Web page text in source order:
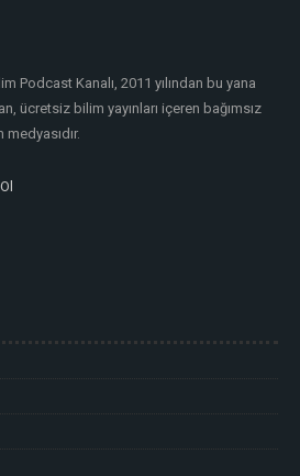
Podcast Kanalı, 2011 yılından bu yana
ücretsiz bilim yayınları içeren bağımsız
medyasıdır.